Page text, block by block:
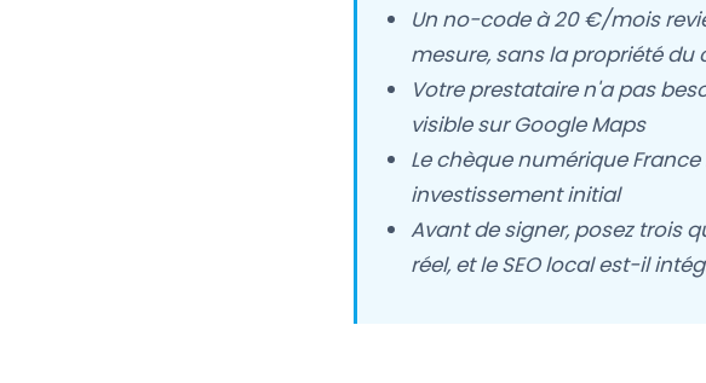
Un no-code à 20 €/mois
mesure, sans la propriété du
Votre prestataire n'a pas
visible sur Google Maps
Le chèque numérique
investissement initial
Avant de signer, posez trois
réel, et le SEO local est-il